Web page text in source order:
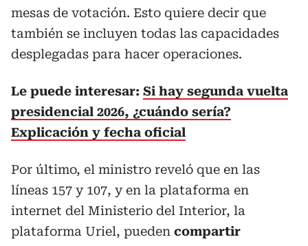
mesas de votación. Esto quiere decir que
también se incluyen todas las capacidades
desplegadas para hacer operaciones.
Le puede interesar: Si hay segunda vuelta
presidencial 2026, ¿cuándo sería?
Explicación y fecha oficial
Por último, el ministro reveló que en las
líneas 157 y 107, y en la plataforma en
internet del Ministerio del Interior, la
plataforma Uriel, pueden compartir